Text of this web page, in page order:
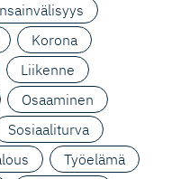
Korona
Liikenne
Osaaminen
Sosiaaliturva
Työelämä